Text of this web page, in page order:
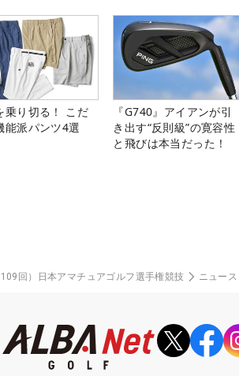
乗り切る！ こだ
能派パンツ4選
『G740』アイアンが引
き出す“反則級”の寛容性
と飛びは本当だった！
回）日本アマチュアゴルフ選手権競技 ニュース